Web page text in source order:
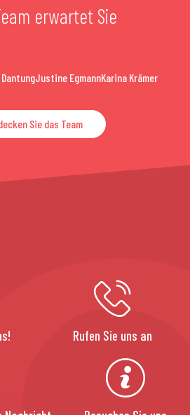
erwartet Sie
Justine EgmannKarina Krämer
Sie das Team
Rufen Sie uns an